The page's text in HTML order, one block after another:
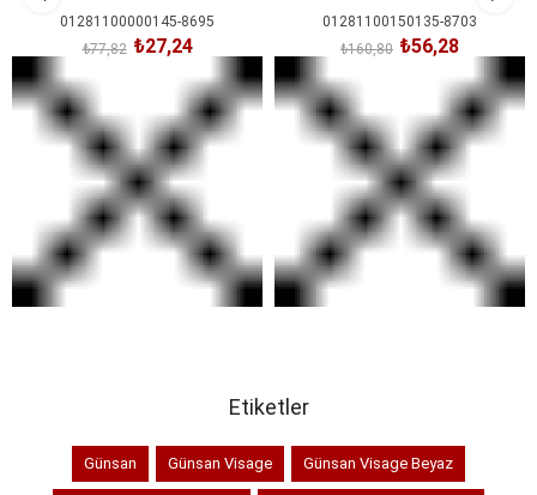
01281100000145-8695
₺27,24
₺77,82
01281100150135-8703
₺56,28
₺160,80
Etiketler
Günsan Günsan Visage Günsan Visage Beyaz